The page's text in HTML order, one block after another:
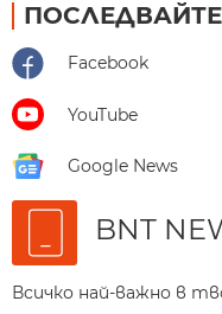
Facebook
YouTube
Google News
BNT
Всичко най-важно в